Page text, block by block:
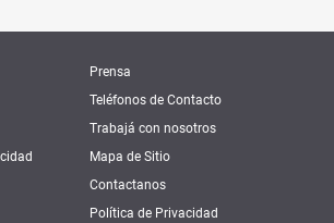
Prensa
Teléfonos de Contacto
Trabajá con nosotros
Mapa de Sitio
Contactanos
Política de Privacidad